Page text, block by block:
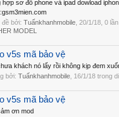
hợp sơ đồ phone và ipad dowload
đề bởi: Tuấnkhanhmobile 20/1/18 , 0
MODEL
v5s mã bảo vệ
khách nó lấy rồi không kịp đem
bởi: Tuấnkhanhmobile 16/1/18 trong
v5s mã bảo vệ
ơn mod